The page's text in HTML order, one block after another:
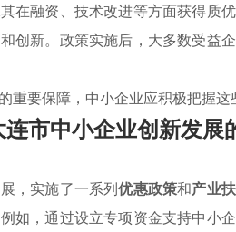
其在融资、技术改进等方面获得质
创新。政策实施后，大多数受益
重要保障，中小企业应积极把握这
市中小企业创新发展
，实施了一系列优惠政策和产业
如，通过设立专项资金支持中小